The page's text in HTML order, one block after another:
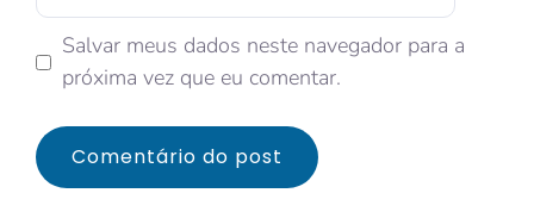
Salvar meus dados neste navegador para a
próxima vez que eu comentar.